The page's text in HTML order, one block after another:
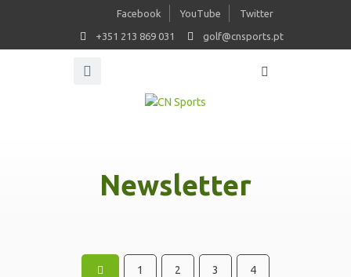
Facebook YouTube Twitter
+351 213 869 031 golf@cnsports.pt
Newsletter
1 2 3 4